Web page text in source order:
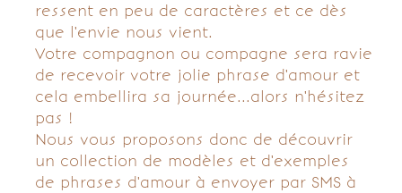
ressent en peu de caractères et ce dès
que l'envie nous vient.
Votre compagnon ou compagne sera ravie
de recevoir votre jolie phrase d'amour et
cela embellira sa journée...alors n'hésitez
pas !
Nous vous proposons donc de découvrir
un collection de modèles et d'exemples
de phrases d'amour à envoyer par SMS à